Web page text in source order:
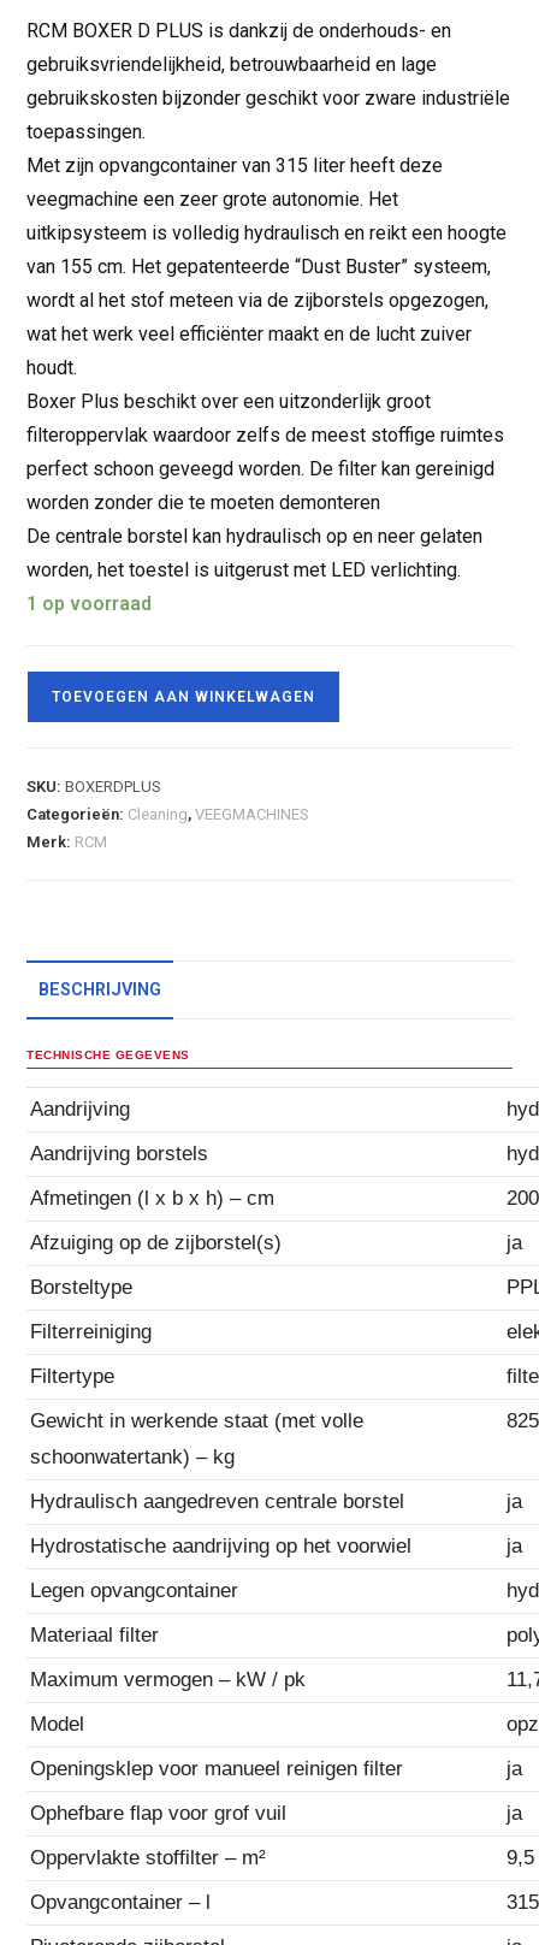
RCM BOXER D PLUS is dankzij de onderhouds- en
gebruiksvriendelijkheid, betrouwbaarheid en lage
gebruikskosten bijzonder geschikt voor zware industriële
toepassingen.
Met zijn opvangcontainer van 315 liter heeft deze
veegmachine een zeer grote autonomie. Het
uitkipsysteem is volledig hydraulisch en reikt een hoogte
van 155 cm. Het gepatenteerde “Dust Buster” systeem,
wordt al het stof meteen via de zijborstels opgezogen,
wat het werk veel efficiënter maakt en de lucht zuiver
houdt.
Boxer Plus beschikt over een uitzonderlijk groot
filteroppervlak waardoor zelfs de meest stoffige ruimtes
perfect schoon geveegd worden. De filter kan gereinigd
worden zonder die te moeten demonteren
De centrale borstel kan hydraulisch op en neer gelaten
worden, het toestel is uitgerust met LED verlichting.
1 op voorraad
TOEVOEGEN AAN WINKELWAGEN
SKU:BOXERDPLUS
Categorieën: Cleaning,VEEGMACHINES
Merk: RCM
BESCHRIJVING
TECHNISCHE GEGEVENS
Aandrijving
Aandrijving borstels
Afmetingen (l x b x h) – cm
Afzuiging op de zijborstel(s)
ja
Borsteltype
Filterreiniging
Filtertype
Gewicht in werkende staat (met volle
schoonwatertank) – kg
825
Hydraulisch aangedreven centrale borstel
ja
Hydrostatische aandrijving op het voorwiel
ja
Legen opvangcontainer
Materiaal filter
Maximum vermogen – kW / pk
Model
Openingsklep voor manueel reinigen filter
ja
Ophefbare flap voor grof vuil
ja
Oppervlakte stoffilter – m²
9,5
Opvangcontainer – l
315